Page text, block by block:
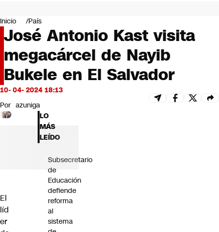
Negocios
Deportes
Programas completos
Cultura
Servicios
Bits
CNN tiempo
Futuro 360
Opinión
Inicio País
José Antonio Kast visita
megacárcel de Nayib
Bukele en El Salvador
10- 04- 2024 18:13
Por azuniga
El
líd
er
LO
MÁS
LEÍDO
Subsecretario
de
Educación
defiende
reforma
al
sistema